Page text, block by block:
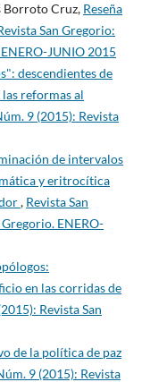
Borroto Cruz, Reseña
San Gregorio:
JUNIO 2015
descendientes de
reformas al
9 (2015): Revista
de intervalos
y eritrocítica
, Revista San
ENERO-
en las corridas de
Revista San
de la política de paz
9 (2015): Revista